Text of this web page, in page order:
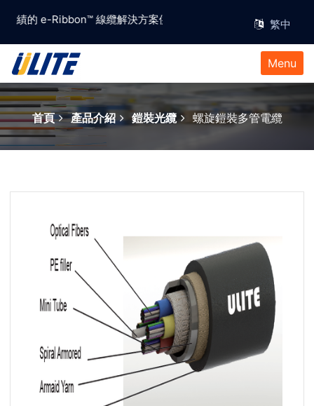
的 e-Ribbon™ 線纜解決方案供應商
Menu
首頁 產品介紹 鎧裝光纜 螺旋鎧裝多管電纜